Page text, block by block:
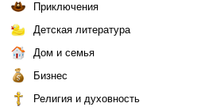
Приключения
Детская литература
Дом и семья
Бизнес
Религия и духовность